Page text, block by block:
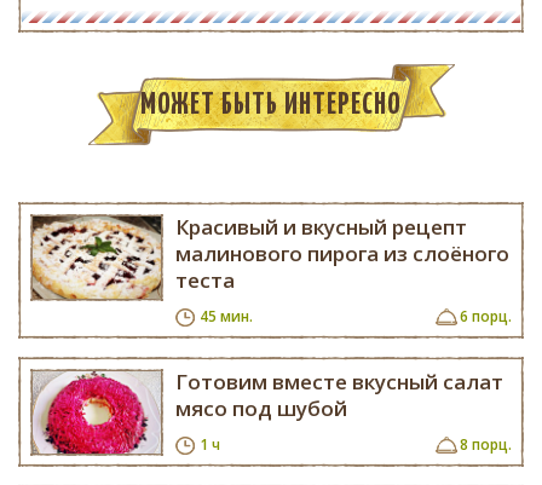
МОЖЕТ БЫТЬ ИНТЕРЕСНО
Красивый и вкусный рецепт
малинового пирога из слоёного
теста
45 мин. 6 порц.
Готовим вместе вкусный салат
мясо под шубой
1 ч 8 порц.